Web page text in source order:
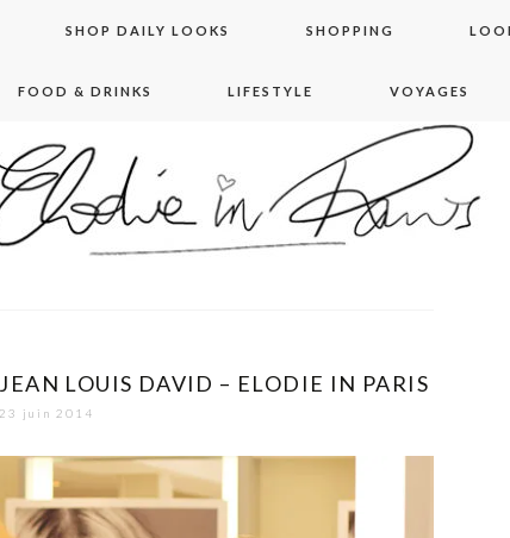
SHOP DAILY LOOKS SHOPPING
FOOD & DRINKS LIFESTYLE VOYAGES
in paris
LOUIS DAVID – ELODIE IN PARIS
23 juin 2014